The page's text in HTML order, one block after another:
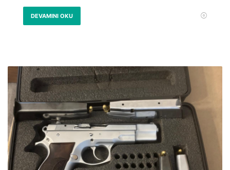
DEVAMINI OKU